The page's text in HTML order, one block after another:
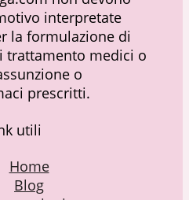
interpretate
la formulazione di
trattamento medici o
o
prescritti.
utili
Home
Blog